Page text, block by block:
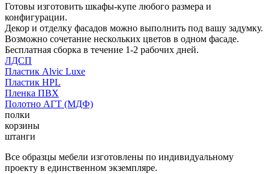
Готовы изготовить шкафы-купе любого размера и
конфигурации.
Декор и отделку фасадов можно выполнить под вашу задумку.
Возможно сочетание нескольких цветов в одном фасаде.
Бесплатная сборка в течение 1-2 рабочих дней.
ЛДСП
Пластик Alvic Luxe
Пластик HPL
Пленка ПВХ
Полотно АГТ (МДФ)
полки
корзины
штанги
Все образцы мебели изготовлены по индивидуальному
проекту в единственном экземпляре.